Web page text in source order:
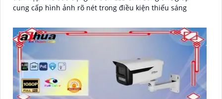
cung cấp hình ảnh rõ nét trong điều kiện thiếu sáng